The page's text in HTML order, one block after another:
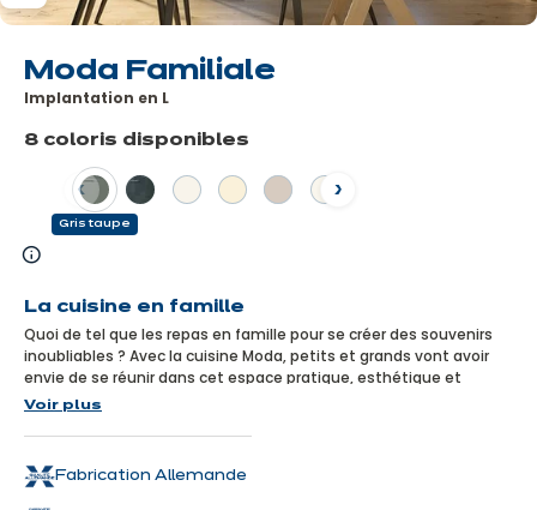
Moda Familiale
Implantation en L
En
plus
8 coloris disponibles
Précédent
La cuisine en famille
Quoi de tel que les repas en famille pour se créer des souvenirs
inoubliables ? Avec la cuisine Moda, petits et grands vont avoir
envie de se réunir dans cet espace pratique, esthétique et
convivial, pensé pour simplifier la vie de toute la famille !
Voir plus
Fabrication Allemande
Gris taupe